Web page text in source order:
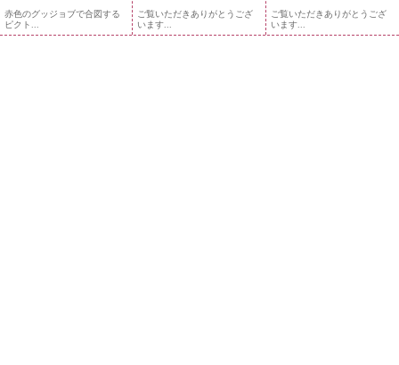
赤色のグッジョブで合図する
ピクト...
ご覧いただきありがとうござ
います...
ご覧いただきありがとうござ
います...